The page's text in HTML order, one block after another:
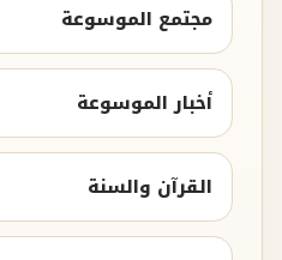
مجتمع الموسوعة
أخبار الموسوعة
القرآن والسنة